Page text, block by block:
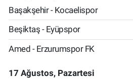
Başakşehir - Kocaelispor
Beşiktaş - Eyüpspor
Amed - Erzurumspor FK
17 Ağustos, Pazartesi